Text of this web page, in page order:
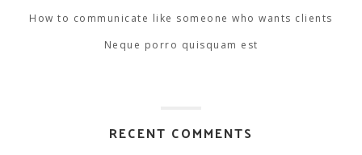
How to communicate like someone who wants clients
Neque porro quisquam est
RECENT COMMENTS